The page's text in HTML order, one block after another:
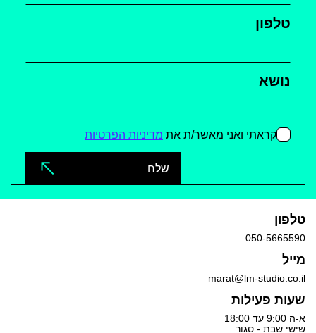
טלפון
050-5665590
מייל
marat@lm-studio.co.il
שעות פעילות
א-ה 9:00 עד 18:00
שישי שבת - סגור
טלפון
נושא
קראתי ואני מאשר/ת את מדיניות הפרטיות
שלח